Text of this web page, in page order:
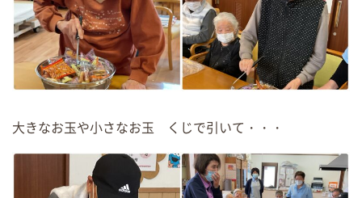
大きなお玉や小さなお玉 くじで引いて・・・